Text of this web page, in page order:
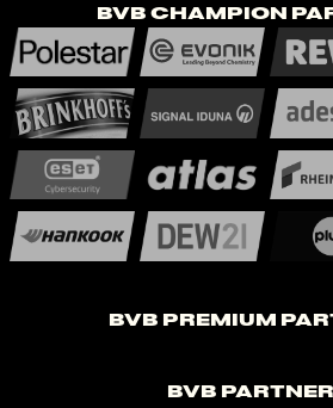
BVB Champion
BVB Premium
BVB Partner